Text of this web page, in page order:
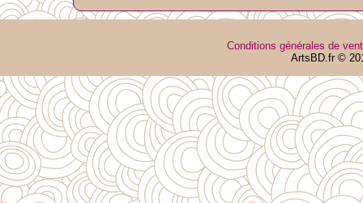
Conditions générales de
ArtsBD.fr ©